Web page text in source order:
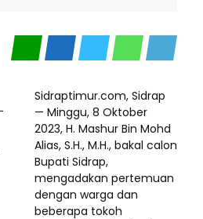
Sidraptimur.com, Sidrap
— Minggu, 8 Oktober
2023, H. Mashur Bin Mohd
Alias, S.H., M.H., bakal calon
Bupati Sidrap,
mengadakan pertemuan
dengan warga dan
beberapa tokoh